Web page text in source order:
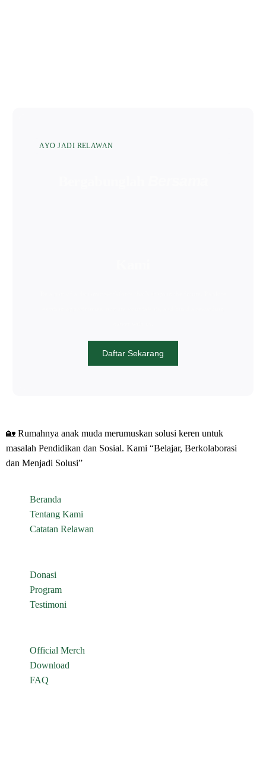
AYO JADI RELAWAN
Daftar Sekarang
🏡 Rumahnya anak muda merumuskan solusi keren untuk
masalah Pendidikan dan Sosial. Kami “Belajar, Berkolaborasi
dan Menjadi Solusi”
Beranda
Tentang Kami
Catatan Relawan
Donasi
Program
Testimoni
Official Merch
Download
FAQ